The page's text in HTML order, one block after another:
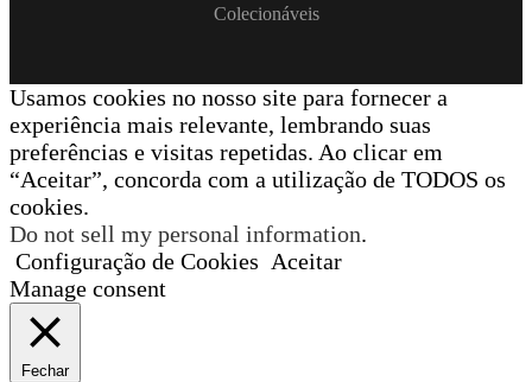
Colecionáveis
Usamos cookies no nosso site para fornecer a
experiência mais relevante, lembrando suas
preferências e visitas repetidas. Ao clicar em
“Aceitar”, concorda com a utilização de TODOS os
cookies.
Do not sell my personal information.
Configuração de Cookies Aceitar
Manage consent
Fechar